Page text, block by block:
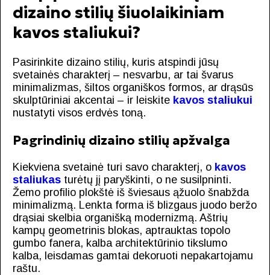
dizaino stilių šiuolaikiniam
kavos staliukui?
Pasirinkite dizaino stilių, kuris atspindi jūsų
svetainės charakterį – nesvarbu, ar tai švarus
minimalizmas, šiltos organiškos formos, ar drąsūs
skulptūriniai akcentai – ir leiskite kavos staliukui
nustatyti visos erdvės toną.
Pagrindinių dizaino stilių apžvalga
Kiekviena svetainė turi savo charakterį, o kavos
staliukas turėtų jį paryškinti, o ne susilpninti.
Žemo profilio plokštė iš šviesaus ąžuolo šnabžda
minimalizmą. Lenkta forma iš blizgaus juodo beržo
drąsiai skelbia organišką modernizmą. Aštrių
kampų geometrinis blokas, aptrauktas topolo
gumbo fanera, kalba architektūrinio tikslumo
kalba, leisdamas gamtai dekoruoti nepakartojamu
raštu.